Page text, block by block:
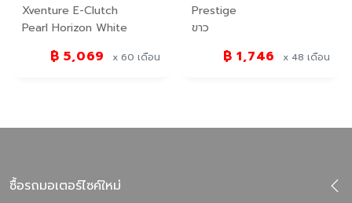
Xventure E-Clutch
Pearl Horizon White
฿ 5,069 x 60 เดือน
Prestige
ขาว
฿ 1,746 x 48 เดือน
ซื้อรถมอเตอร์ไซค์ใหม่